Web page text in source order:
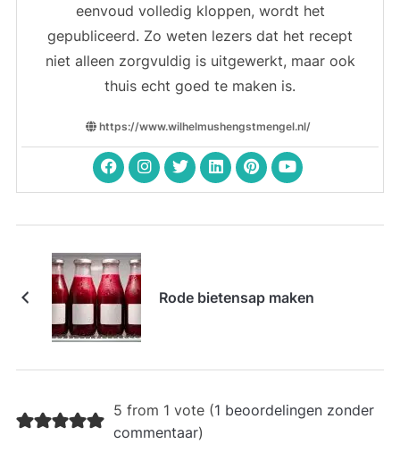
eenvoud volledig kloppen, wordt het
gepubliceerd. Zo weten lezers dat het recept
niet alleen zorgvuldig is uitgewerkt, maar ook
thuis echt goed te maken is.
https://www.wilhelmushengstmengel.nl/
Rode bietensap maken
5 from 1 vote (1 beoordelingen zonder
commentaar)